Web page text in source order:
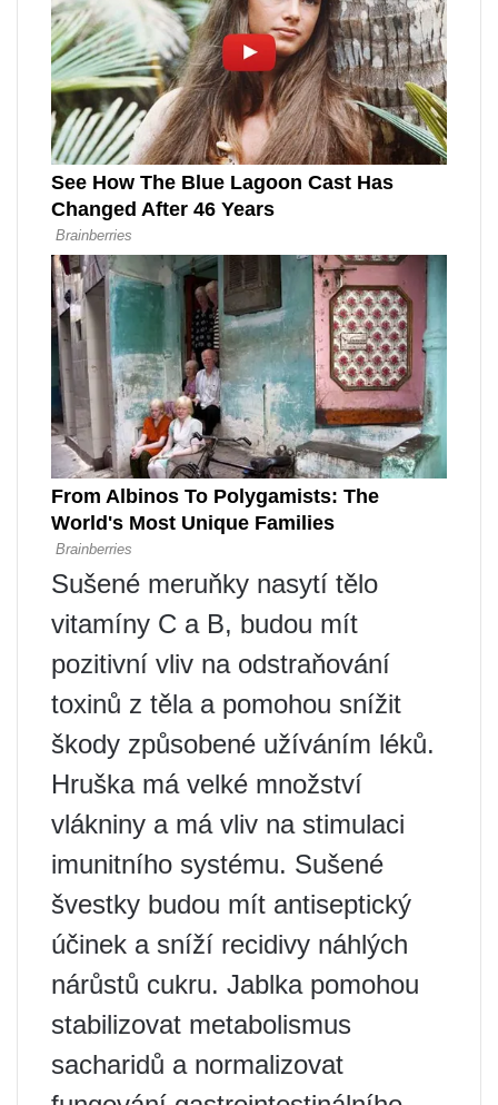
Sušené meruňky nasytí tělo
vitamíny C a B, budou mít
pozitivní vliv na odstraňování
toxinů z těla a pomohou snížit
škody způsobené užíváním léků.
Hruška má velké množství
vlákniny a má vliv na stimulaci
imunitního systému. Sušené
švestky budou mít antiseptický
účinek a sníží recidivy náhlých
nárůstů cukru. Jablka pomohou
stabilizovat metabolismus
sacharidů a normalizovat